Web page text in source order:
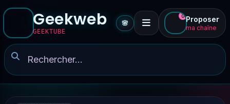
Geekweb
GEEKTUBE
🌸
0 Proposer
ma chaîne